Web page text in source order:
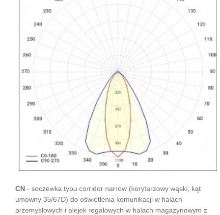
CN - soczewka typu corridor narrow (korytarzowy wąski, kąt
umowny 35/67D) do oświetlenia komunikacji w halach
przemysłowych i alejek regałowych w halach magazynowym z